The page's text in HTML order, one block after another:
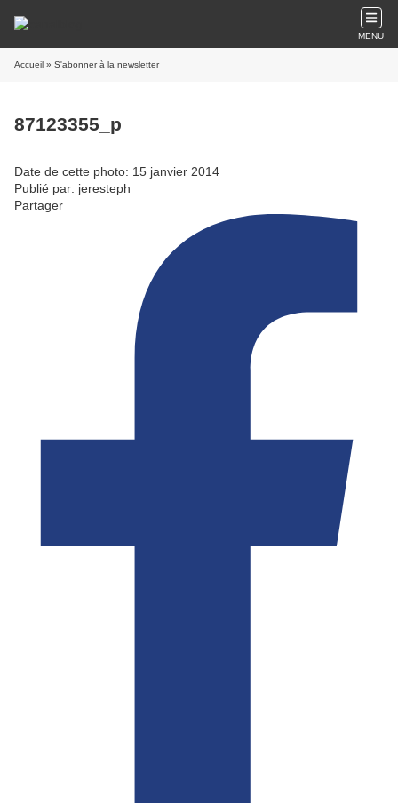
MENU
Accueil » S'abonner à la newsletter
87123355_p
Date de cette photo: 15 janvier 2014
Publié par: jeresteph
Partager